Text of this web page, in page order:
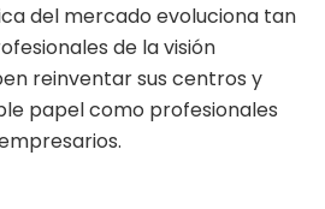
del mercado evoluciona tan
de la visión
reinventar sus centros y
papel como profesionales